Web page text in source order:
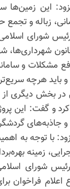
این زمین‌ها
زباله و تجمع
قانون
مشکلات و
باید هرچه
در بخش دیگری از
کرد و گفت: این
جاذبه‌های
با توجه به
زمینه
شورای
اعلام فراخوان